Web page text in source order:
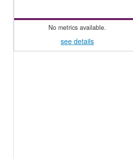
No metrics available.
see details